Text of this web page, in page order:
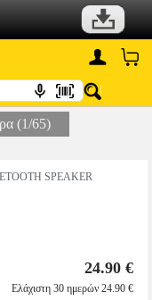
(1/65)
SPEAKER
24.90 €
Ελάχιστη 30 ημερών 24.90 €